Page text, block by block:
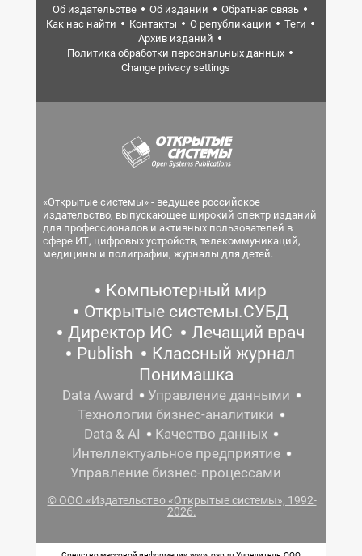
Об издательстве Об издании
Обратная связь
Как нас найти
Контакты О републикации
Теги
Архив изданий
Политика обработки персональных данных
Change privacy settings
«Открытые системы» - ведущее российское
издательство, выпускающее широкий спектр изданий
для профессионалов и активных пользователей в
сфере ИТ, цифровых устройств, телекоммуникаций,
медицины и полиграфии, журналы для детей.
Компьютерный мир
Открытые системы.СУБД
Директор ИС
Лечащий врач
Publish
Классный журнал
Понимашка
Data Award
Управление данными
Технологии бизнес-аналитики
Data & AI
Качество данных
Интеллектуальное предприятие
Управление бизнес-процессами
© ООО «Издательство «Открытые системы», 1992-
2026.